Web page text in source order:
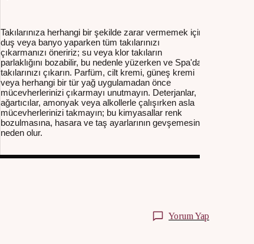
Takılarınıza herhangi bir şekilde zarar vermemek için
duş veya banyo yaparken tüm takılarınızı
çıkarmanızı öneririz; su veya klor takıların
parlaklığını bozabilir, bu nedenle yüzerken ve Spa'da
takılarınızı çıkarın. Parfüm, cilt kremi, güneş kremi
veya herhangi bir tür yağ uygulamadan önce
mücevherlerinizi çıkarmayı unutmayın. Deterjanlar,
ağartıcılar, amonyak veya alkollerle çalışırken asla
mücevherlerinizi takmayın; bu kimyasallar renk
bozulmasına, hasara ve taş ayarlarının gevşemesine
neden olur.
Yorum Yap